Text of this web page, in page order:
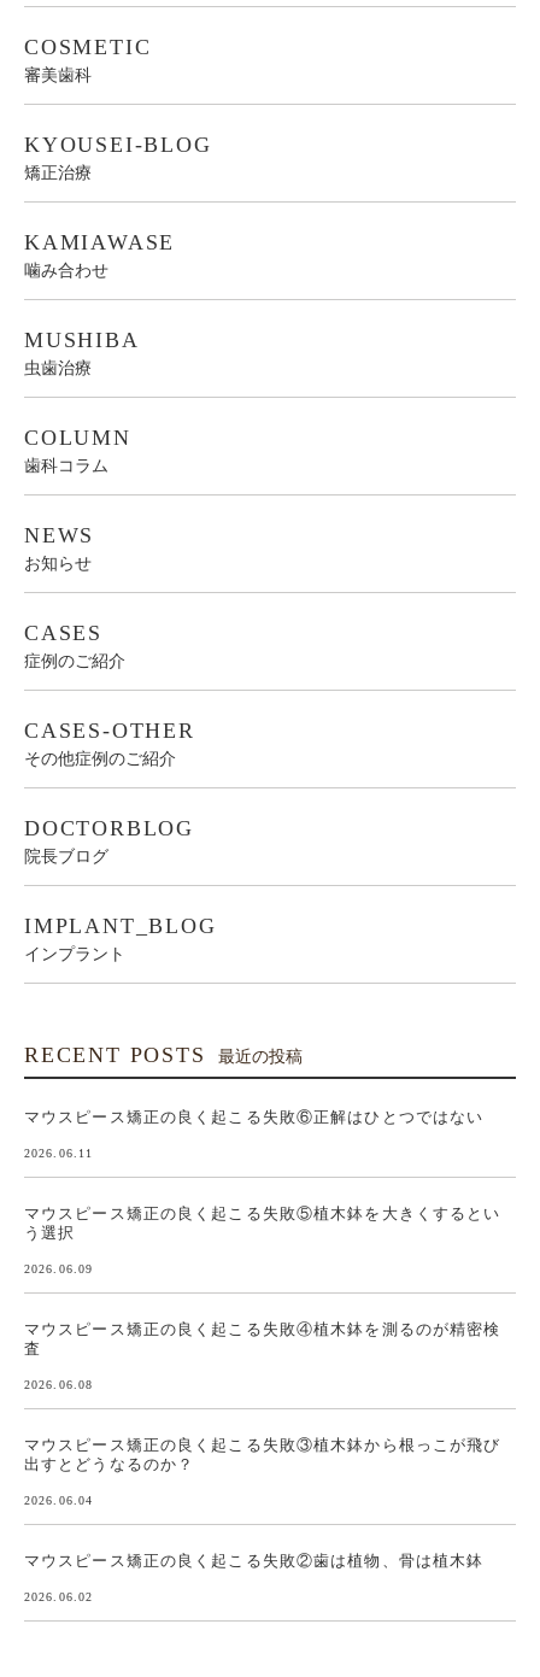
COSMETIC
審美歯科
KYOUSEI-BLOG
矯正治療
KAMIAWASE
噛み合わせ
MUSHIBA
虫歯治療
COLUMN
歯科コラム
NEWS
お知らせ
CASES
症例のご紹介
CASES-OTHER
その他症例のご紹介
DOCTORBLOG
院長ブログ
IMPLANT_BLOG
インプラント
RECENT POSTS 最近の投稿
マウスピース矯正の良く起こる失敗⑥正解はひとつではない
2026.06.11
マウスピース矯正の良く起こる失敗⑤植木鉢を大きくするとい
う選択
2026.06.09
マウスピース矯正の良く起こる失敗④植木鉢を測るのが精密検
査
2026.06.08
マウスピース矯正の良く起こる失敗③植木鉢から根っこが飛び
出すとどうなるのか？
2026.06.04
マウスピース矯正の良く起こる失敗②歯は植物、骨は植木鉢
2026.06.02